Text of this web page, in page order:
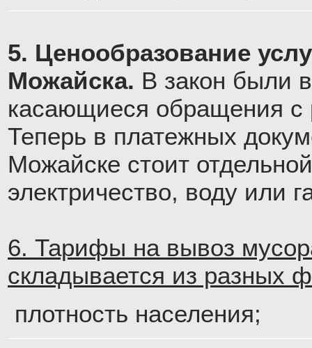
5. Ценообразование
Можайска. В закон были
касающиеся обращения с
Теперь в платежных
Можайске стоит
электричество, воду или
6. Тарифы на вывоз
складывается из разных
плотность населения;